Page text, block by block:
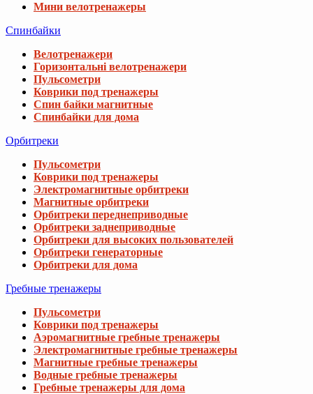
Мини велотренажеры
Спинбайки
Велотренажери
Горизонтальні велотренажери
Пульсометри
Коврики под тренажеры
Спин байки магнитные
Спинбайки для дома
Орбитреки
Пульсометри
Коврики под тренажеры
Электромагнитные орбитреки
Магнитные орбитреки
Орбитреки переднеприводные
Орбитреки заднеприводные
Орбитреки для высоких пользователей
Орбитреки генераторные
Орбитреки для дома
Гребные тренажеры
Пульсометри
Коврики под тренажеры
Аэромагнитные гребные тренажеры
Электромагнитные гребные тренажеры
Магнитные гребные тренажеры
Водные гребные тренажеры
Гребные тренажеры для дома